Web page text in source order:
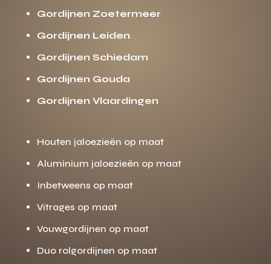
Gordijnen Zoetermeer
Gordijnen Leiden
Gordijnen Schiedam
Gordijnen Gouda
Gordijnen Vlaardingen
Houten jaloezieën op maat
Aluminium jaloezieën op maat
Inbetweens op maat
Vitrages op maat
Vouwgordijnen op maat
Duo rolgordijnen op maat